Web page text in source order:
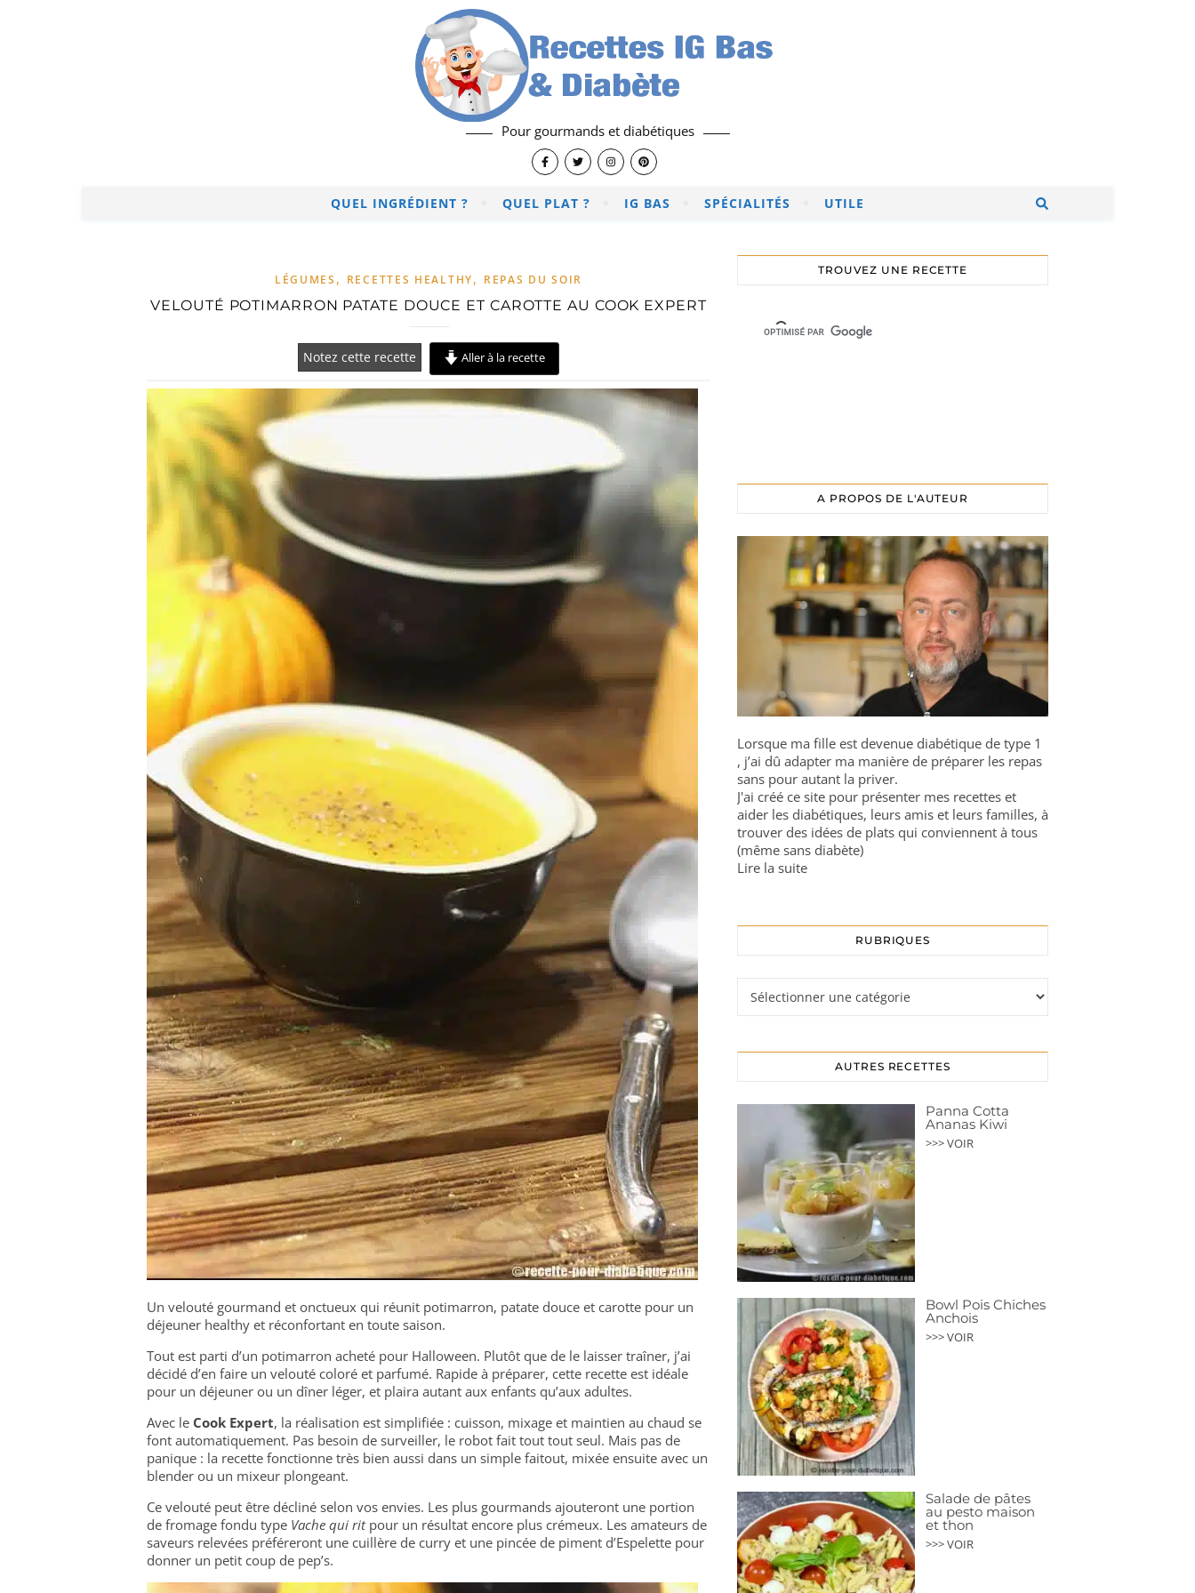
Pour gourmands et diabétiques
QUEL INGRÉDIENT ? QUEL PLAT ? IG BAS SPÉCIALITÉS UTILE
LÉGUMES , RECETTES HEALTHY, REPAS DU SOIR
VELOUTÉ POTIMARRON PATATE DOUCE ET CAROTTE AU COOK EXPERT
Notez cette recette Aller à la recette
Un velouté gourmand et onctueux qui réunit potimarron, patate douce et carotte pour un
déjeuner healthy et réconfortant en toute saison.
Tout est parti d’un potimarron acheté pour Halloween. Plutôt que de le laisser traîner, j’ai
décidé d’en faire un velouté coloré et parfumé. Rapide à préparer, cette recette est idéale
pour un déjeuner ou un dîner léger, et plaira autant aux enfants qu’aux adultes.
Avec le Cook Expert, la réalisation est simplifiée : cuisson, mixage et maintien au chaud se
font automatiquement. Pas besoin de surveiller, le robot fait tout tout seul. Mais pas de
panique : la recette fonctionne très bien aussi dans un simple faitout, mixée ensuite avec un
blender ou un mixeur plongeant.
Ce velouté peut être décliné selon vos envies. Les plus gourmands ajouteront une portion
de fromage fondu type Vache qui ritpour un résultat encore plus crémeux. Les amateurs de
saveurs relevées préféreront une cuillère de curry et une pincée de piment d’Espelette pour
donner un petit coup de pep’s.
TROUVEZ UNE RECETTE
A PROPOS DE L'AUTEUR
Lorsque ma fille est devenue diabétique de type 1
, j’ai dû adapter ma manière de préparer les repas
sans pour autant la priver.
J'ai créé ce site pour présenter mes recettes et
aider les diabétiques, leurs amis et leurs familles, à
trouver des idées de plats qui conviennent à tous
(même sans diabète)
Lire la suite
RUBRIQUES
AUTRES RECETTES
Panna Cotta
Ananas Kiwi
>>> VOIR
Bowl Pois Chiches
Anchois
>>> VOIR
Salade de pâtes
au pesto maison
et thon
>>> VOIR